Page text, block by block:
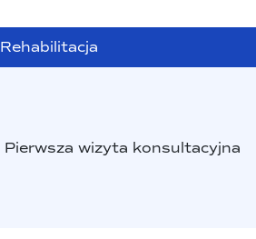
Rehabilitacja
Pierwsza wizyta konsultacyjna